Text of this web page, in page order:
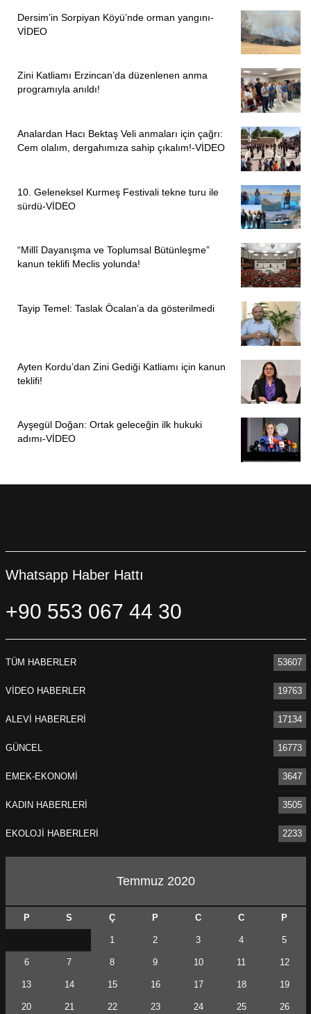
Dersim’in Sorpiyan Köyü’nde orman yangını-
VİDEO
Zini Katliamı Erzincan’da düzenlenen anma
programıyla anıldı!
Analardan Hacı Bektaş Veli anmaları için çağrı:
Cem olalım, dergahımıza sahip çıkalım!-VİDEO
10. Geleneksel Kurmeş Festivali tekne turu ile
sürdü-VİDEO
“Millî Dayanışma ve Toplumsal Bütünleşme”
kanun teklifi Meclis yolunda!
Tayip Temel: Taslak Öcalan’a da gösterilmedi
Ayten Kordu’dan Zini Gediği Katliamı için kanun
teklifi!
Ayşegül Doğan: Ortak geleceğin ilk hukuki
adımı-VİDEO
Whatsapp Haber Hattı
+90 553 067 44 30
TÜM HABERLER 53607
VİDEO HABERLER 19763
ALEVİ HABERLERİ 17134
GÜNCEL 16773
EMEK-EKONOMİ 3647
KADIN HABERLERİ 3505
EKOLOJİ HABERLERİ 2233
Temmuz 2020
P S Ç P C C P
1 2 3 4 5
6 7 8 9 10 11 12
13 14 15 16 17 18 19
20 21 22 23 24 25 26